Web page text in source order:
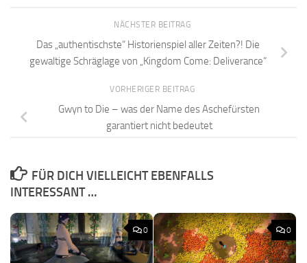
NÄCHSTER BEITRAG
Das „authentischste“ Historienspiel aller Zeiten?! Die
gewaltige Schräglage von „Kingdom Come: Deliverance“
VORHERIGER BEITRAG
Gwyn to Die – was der Name des Aschefürsten
garantiert nicht bedeutet
FÜR DICH VIELLEICHT EBENFALLS
INTERESSANT …
0 0